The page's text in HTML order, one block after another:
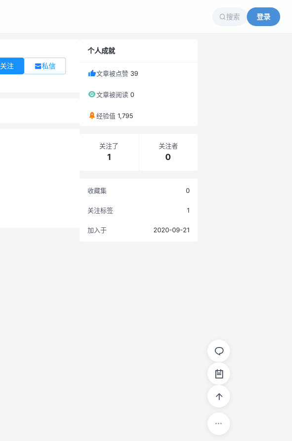
搜索 登录
关注 私信
个人成就
文章被点赞 39
文章被阅读 0
经验值 1,795
关注了
1
关注者
0
收藏集 0
关注标签 1
加入于 2020-09-21